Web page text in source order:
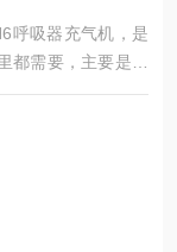
呼吸器充气机，是
都需要，主要是用
有很多生活中也有
还是维修，目前售
忧。